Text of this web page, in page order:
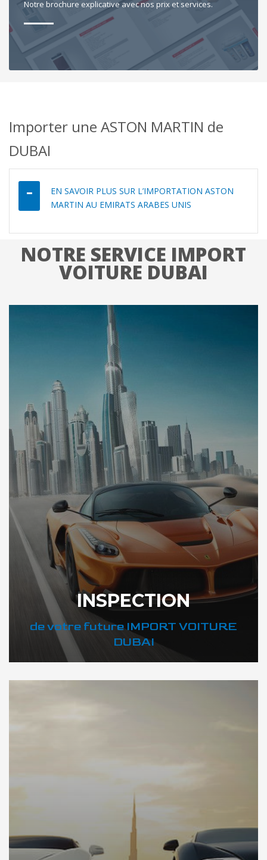
Notre brochure explicative avec nos prix et services.
Importer une ASTON MARTIN de
DUBAI
EN SAVOIR PLUS SUR L’IMPORTATION ASTON
MARTIN AU EMIRATS ARABES UNIS
NOTRE SERVICE IMPORT
VOITURE DUBAI
INSPECTION
de votre future IMPORT VOITURE
DUBAI